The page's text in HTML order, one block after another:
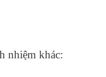
nhiệm khác: